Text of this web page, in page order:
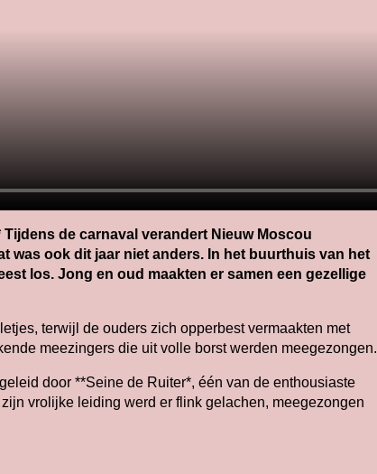
de carnaval verandert Nieuw Moscou
was ook dit jaar niet anders. In het buurthuis van het
los. Jong en oud maakten er samen een gezellige
terwijl de ouders zich opperbest vermaakten met
meezingers die uit volle borst werden meegezongen.
door **Seine de Ruiter*, één van de enthousiaste
vrolijke leiding werd er flink gelachen, meegezongen